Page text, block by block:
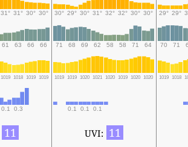
31° 31° 30° 30° 30° 29° 30° 31° 32° 32° 30° 30° 29° 29°
61 63 66 66 71 68 69 62 58 58 71 64 70 71
1019 1018 1019 1019 1019 1019 1020 1021 1020 1019 1020 1020 1019 1018
0.1 0.3 0.1 0.1 0.1
11 UVI: 11